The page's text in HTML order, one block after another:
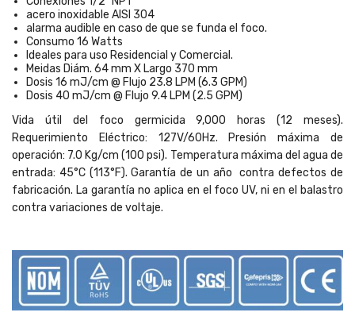
acero inoxidable AISI 304
alarma audible en caso de que se funda el foco.
Consumo 16 Watts
Ideales para uso Residencial y Comercial.
Meidas Diám. 64 mm X Largo 370 mm
Dosis 16 mJ/cm @ Flujo 23.8 LPM (6.3 GPM)
Dosis 40 mJ/cm @ Flujo 9.4 LPM (2.5 GPM)
Vida útil del foco germicida 9,000 horas (12 meses).
Requerimiento Eléctrico: 127V/60Hz. Presión máxima de
operación: 7.0 Kg/cm (100 psi). Temperatura máxima del agua de
entrada: 45°C (113°F). Garantía de un año contra defectos de
fabricación. La garantía no aplica en el foco UV, ni en el balastro
contra variaciones de voltaje.